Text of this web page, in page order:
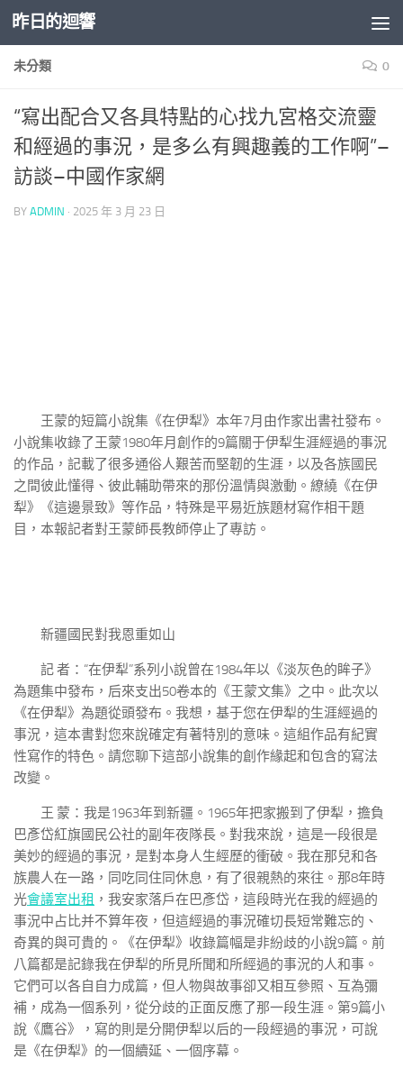
Skip to content
昨日的迴響
未分類 0
“寫出配合又各具特點的心找九宮格交流靈
和經過的事況，是多么有興趣義的工作啊”–
訪談–中國作家網
BY ADMIN · 2025 年 3 月 23 日
王蒙的短篇小說集《在伊犁》本年7月由作家出書社發布。
小說集收錄了王蒙1980年月創作的9篇關于伊犁生涯經過的事況
的作品，記載了很多通俗人艱苦而堅韌的生涯，以及各族國民
之間彼此懂得、彼此輔助帶來的那份溫情與激動。繚繞《在伊
犁》《這邊景致》等作品，特殊是平易近族題材寫作相干題
目，本報記者對王蒙師長教師停止了專訪。
新疆國民對我恩重如山
記 者：“在伊犁”系列小說曾在1984年以《淡灰色的眸子》
為題集中發布，后來支出50卷本的《王蒙文集》之中。此次以
《在伊犁》為題從頭發布。我想，基于您在伊犁的生涯經過的
事況，這本書對您來說確定有著特別的意味。這組作品有紀實
性寫作的特色。請您聊下這部小說集的創作緣起和包含的寫法
改變。
王 蒙：我是1963年到新疆。1965年把家搬到了伊犁，擔負
巴彥岱紅旗國民公社的副年夜隊長。對我來說，這是一段很是
美妙的經過的事況，是對本身人生經歷的衝破。我在那兒和各
族農人在一路，同吃同住同休息，有了很親熱的來往。那8年時
光會議室出租 ，我安家落戶在巴彥岱，這段時光在我的經過的
事況中占比并不算年夜，但這經過的事況確切長短常難忘的、
奇異的與可貴的。《在伊犁》收錄篇幅是非紛歧的小說9篇。前
八篇都是記錄我在伊犁的所見所聞和所經過的事況的人和事。
它們可以各自自力成篇，但人物與故事卻又相互參照、互為彌
補，成為一個系列，從分歧的正面反應了那一段生涯。第9篇小
說《鷹谷》，寫的則是分開伊犁以后的一段經過的事況，可說
是《在伊犁》的一個續延、一個序幕。